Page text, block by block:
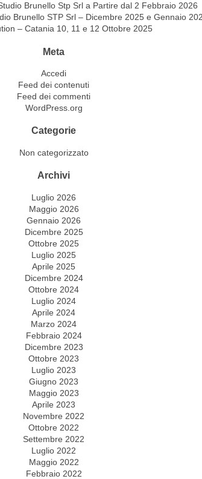
Brunello Stp Srl a Partire dal 2 Febbraio 2026
Brunello STP Srl – Dicembre 2025 e Gennaio
– Catania 10, 11 e 12 Ottobre 2025
Meta
Accedi
Feed dei contenuti
Feed dei commenti
WordPress.org
Categorie
Non categorizzato
Archivi
Luglio 2026
Maggio 2026
Gennaio 2026
Dicembre 2025
Ottobre 2025
Luglio 2025
Aprile 2025
Dicembre 2024
Ottobre 2024
Luglio 2024
Aprile 2024
Marzo 2024
Febbraio 2024
Dicembre 2023
Ottobre 2023
Luglio 2023
Giugno 2023
Maggio 2023
Aprile 2023
Novembre 2022
Ottobre 2022
Settembre 2022
Luglio 2022
Maggio 2022
Febbraio 2022